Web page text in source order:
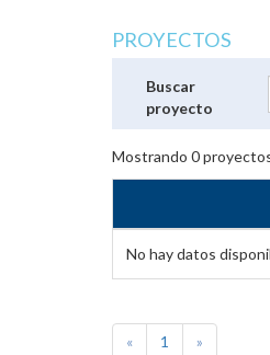
PROYECTOS
Buscar
proyecto
Mostrando 0
No hay datos
« 1 »